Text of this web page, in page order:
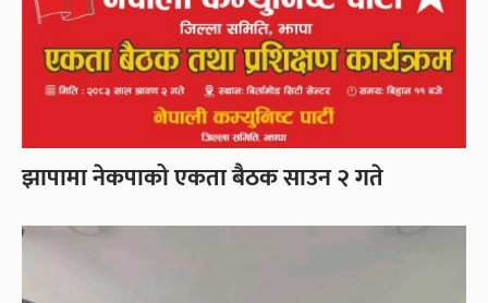
झापामा नेकपाको एकता बैठक साउन २ गते